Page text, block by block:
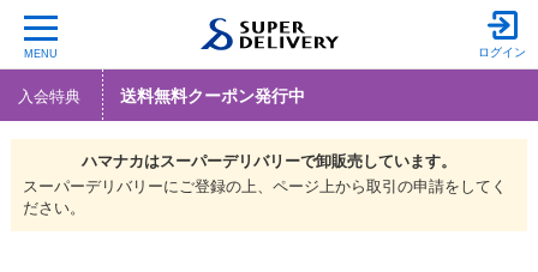
MENU ログイン
入会特典 送料無料クーポン発行中
ハマナカはスーパーデリバリーで卸販売しています。
スーパーデリバリーにご登録の上、ページ上から取引の申請をしてく
ださい。